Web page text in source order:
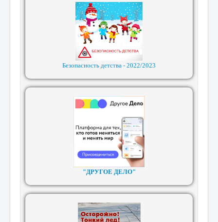
Безопасность детства - 2022/2023
"ДРУГОЕ ДЕЛО"